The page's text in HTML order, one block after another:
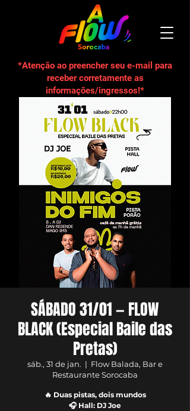
*Atenção ao preencher seu e-mail para
receber corretamente as
informações/ingressos!*
SÁBADO 31/01 — FLOW
BLACK (Especial Baile das
Pretas)
sáb., 31 de jan.
  |
Flow Balada, Bar e
Restaurante Sorocaba
🔥 Duas pistas, dois mundos
🎧 Hall: DJ Joe